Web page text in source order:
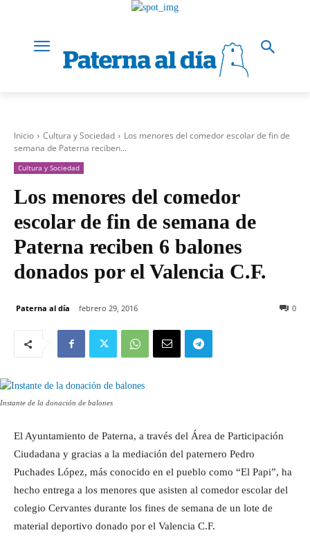
Inicio Cultura y Sociedad
Los menores del comedor escolar de fin de
semana de Paterna reciben...
Cultura y Sociedad
Los menores del comedor
escolar de fin de semana de
Paterna reciben 6 balones
donados por el Valencia C.F.
Paterna al día febrero 29, 2016 0
Instante de la donación de balones
El Ayuntamiento de Paterna, a través del Área de Participación
Ciudadana y gracias a la mediación del paternero Pedro
Puchades López, más conocido en el pueblo como “El Papi”, ha
hecho entrega a los menores que asisten al comedor escolar del
colegio Cervantes durante los fines de semana de un lote de
material deportivo donado por el Valencia C.F.